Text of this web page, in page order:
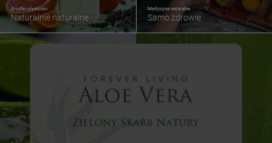
Środki czystości
Naturalnie naturalne
Medycyna naturalna
Samo zdrowie